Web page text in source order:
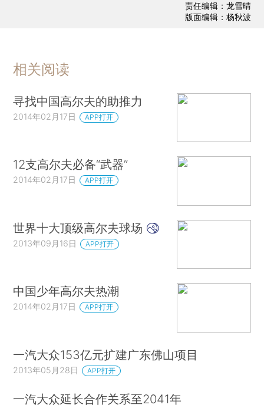
责任编辑：龙雪晴
版面编辑：杨秋波
相关阅读
寻找中国高尔夫的助推力
2014年02月17日 APP打开
12支高尔夫必备“武器”
2014年02月17日 APP打开
世界十大顶级高尔夫球场
2013年09月16日 APP打开
中国少年高尔夫热潮
2014年02月17日 APP打开
一汽大众153亿元扩建广东佛山项目
2013年05月28日 APP打开
一汽大众延长合作关系至2041年